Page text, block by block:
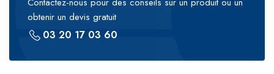
obtenir un devis gratuit
03 20 17 03 60